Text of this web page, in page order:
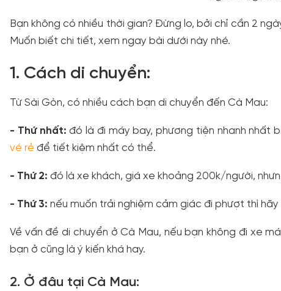
Bạn không có nhiều thời gian? Đừng lo, bởi chỉ cần 2
Muốn biết chi tiết, xem ngay bài dưới này nhé.
1. Cách di chuyển:
Từ Sài Gòn, có nhiều cách bạn di chuyển đến Cà Mau:
- Thứ nhất: đó là đi máy bay, phương tiện nhanh nhất
vé rẻ để tiết kiệm nhất có thể.
- Thứ 2: đó là xe khách, giá xe khoảng 200k/người,
- Thứ 3: nếu muốn trải nghiệm cảm giác đi phượt thì
Về vấn đề di chuyển ở Cà Mau, nếu bạn không đi xe
bạn ở cũng là ý kiến khá hay.
2. Ở đâu tại Cà Mau: